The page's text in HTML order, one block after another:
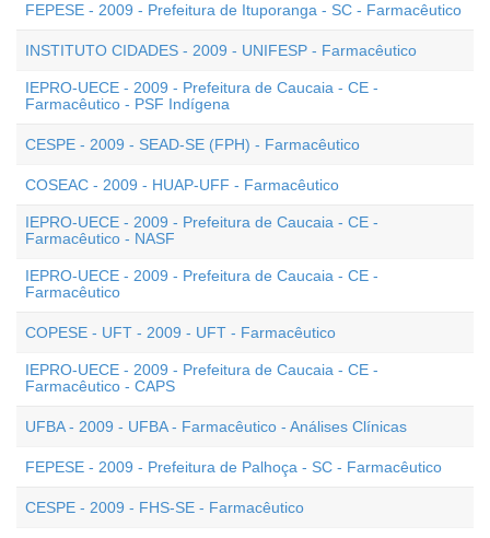
FEPESE - 2009 - Prefeitura de Ituporanga - SC - Farmacêutico
INSTITUTO CIDADES - 2009 - UNIFESP - Farmacêutico
IEPRO-UECE - 2009 - Prefeitura de Caucaia - CE -
Farmacêutico - PSF Indígena
CESPE - 2009 - SEAD-SE (FPH) - Farmacêutico
COSEAC - 2009 - HUAP-UFF - Farmacêutico
IEPRO-UECE - 2009 - Prefeitura de Caucaia - CE -
Farmacêutico - NASF
IEPRO-UECE - 2009 - Prefeitura de Caucaia - CE -
Farmacêutico
COPESE - UFT - 2009 - UFT - Farmacêutico
IEPRO-UECE - 2009 - Prefeitura de Caucaia - CE -
Farmacêutico - CAPS
UFBA - 2009 - UFBA - Farmacêutico - Análises Clínicas
FEPESE - 2009 - Prefeitura de Palhoça - SC - Farmacêutico
CESPE - 2009 - FHS-SE - Farmacêutico